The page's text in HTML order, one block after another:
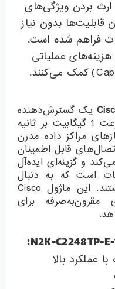
ارث بردن ویژگی‌های
قابلیت‌ها بدون نیاز
فراهم شده است.
عملیاتی
یک گسترش‌دهنده
بستر شبکه با عملکرد بالا و سرعت 1 گیگابیت بر ثانیه
مراکز داده مدرن
قابل اطمینان
و گزینه‌ای ایده‌آل
است که به دنبال
افزایش ظرفیت شبکه خود هستند. این ماژول Cisco
برای
عملکرد بالا